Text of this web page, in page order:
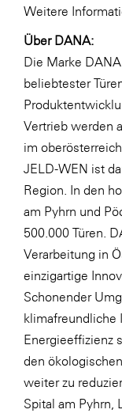
Weitere
Über DANA:
Die Marke
beliebtester
Vertrieb werden
im
JELD-WEN ist
Region. In den
am Pyhrn und
500.000 Türen.
Verarbeitung in
einzigartige
Schonender
klimafreundliche
Energieeffizienz
den
weiter zu
Spital am Pyhrn,